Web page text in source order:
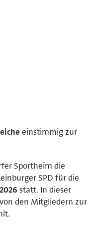
einstimmig zur
Sportheim die
SPD für die
statt. In dieser
den Mitgliedern zur